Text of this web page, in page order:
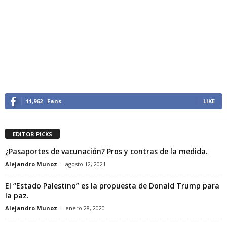
11,962 Fans LIKE
EDITOR PICKS
¿Pasaportes de vacunación? Pros y contras de la medida.
Alejandro Munoz - agosto 12, 2021
El “Estado Palestino” es la propuesta de Donald Trump para
la paz.
Alejandro Munoz - enero 28, 2020